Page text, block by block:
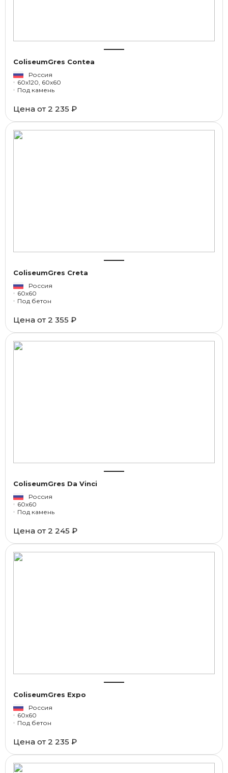
ColiseumGres Contea
Россия
60x120, 60x60
Под камень
Цена от 2 235 ₽
ColiseumGres Creta
Россия
60x60
Под бетон
Цена от 2 355 ₽
ColiseumGres Da Vinci
Россия
60x60
Под камень
Цена от 2 245 ₽
ColiseumGres Expo
Россия
60x60
Под бетон
Цена от 2 235 ₽